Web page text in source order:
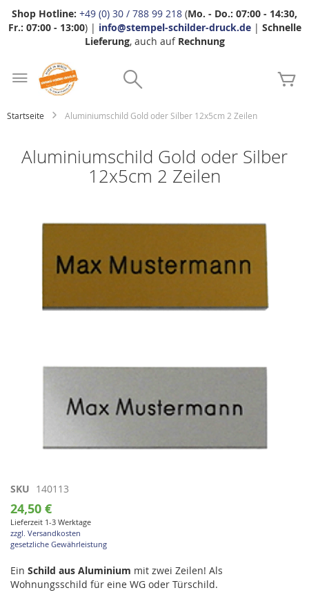
Shop Hotline: +49 (0) 30 / 788 99 218 (Mo. - Do.: 07:00 - 14:30,
Fr.: 07:00 - 13:00) | info@stempel-schilder-druck.de| Schnelle
Lieferung, auch auf Rechnung
Startseite Aluminiumschild Gold oder Silber 12x5cm 2 Zeilen
Aluminiumschild Gold oder Silber
12x5cm 2 Zeilen
springen
Zum
Anfang
der
Bildgalerie
springen
SKU 140113
24,50 €
Lieferzeit 1-3 Werktage
zzgl. Versandkosten
gesetzliche Gewährleistung
Ein Schild aus Aluminium mit zwei Zeilen! Als
Wohnungsschild für eine WG oder Türschild.